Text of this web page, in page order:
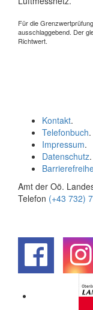
Für die
ausschlaggebend. Der
Richtwert.
Kontakt.
Telefonbuch.
Impressum.
Datenschutz.
Amt der Oö.
Telefon (+43 732)